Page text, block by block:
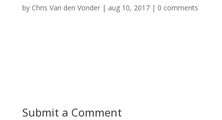
by Chris Van den Vonder| aug 10, 2017| 0 comments
Submit a Comment